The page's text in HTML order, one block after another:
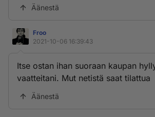
Äänestä
Froo
2021-10-06 16:39:43
Itse ostan ihan suoraan kaupan
vaatteitani. Mut netistä saat tilattua
Äänestä